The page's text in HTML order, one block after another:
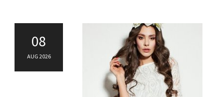
08
AUG 2026